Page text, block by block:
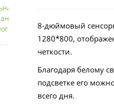
8-дюймовый
1280*800,
четкости.
Благодаря белому
подсветке его
всего дня.